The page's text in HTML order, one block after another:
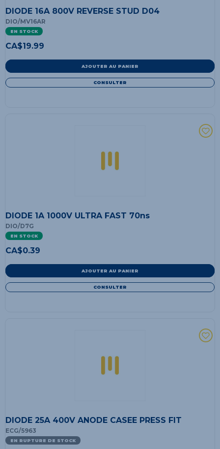
DIODE 16A 800V REVERSE STUD D04
DIO/MV16AR
EN STOCK
CA$19.99
AJOUTER AU PANIER
CONSULTER
DIODE 1A 1000V ULTRA FAST 70ns
DIO/D7G
EN STOCK
CA$0.39
AJOUTER AU PANIER
CONSULTER
DIODE 25A 400V ANODE CASEE PRESS FIT
ECG/5963
EN RUPTURE DE STOCK